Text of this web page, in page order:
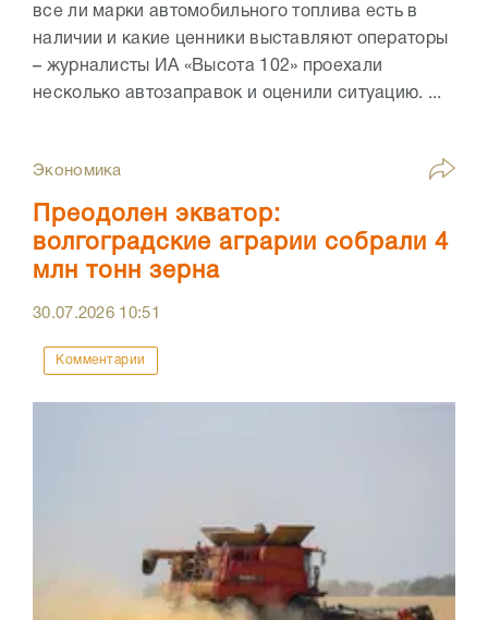
все ли марки автомобильного топлива есть в
наличии и какие ценники выставляют операторы
– журналисты ИА «Высота 102» проехали
несколько автозаправок и оценили ситуацию. ...
Экономика
Преодолен экватор:
волгоградские аграрии собрали 4
млн тонн зерна
30.07.2026 10:51
Комментарии